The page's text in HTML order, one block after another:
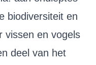
biodiversiteit en
vissen en vogels
deel van het